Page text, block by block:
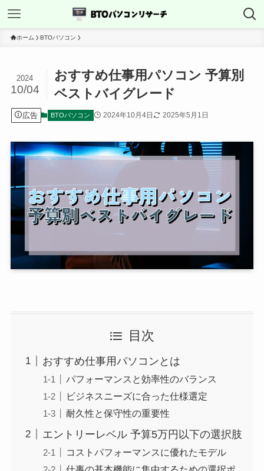
ホーム BTOパソコン
おすすめ仕事用パソコン 予算別
ベストバイグレード
2024
10/04
広告 BTOパソコン 2024年10月4日 2025年5月1日
目次
おすすめ仕事用パソコンとは
パフォーマンスと効率性のバランス
ビジネスニーズに合った仕様選定
耐久性と保守性の重要性
エントリーレベル 予算5万円以下の選択肢
コストパフォーマンスに優れたモデル